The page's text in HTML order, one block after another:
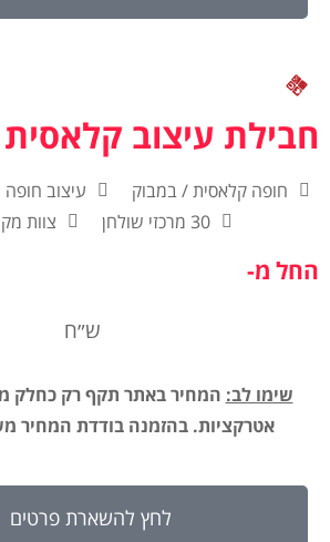
חבילת עיצוב קלאסית
חופה קלאסית / במבוק עיצוב חופה
30 מרכזי שולחן
צוות
החל מ-
ש״ח
שימו לב: המחיר באתר תקף רק כחלק
אטרקציות. בהזמנה בודדת המחיר
לחץ להשארת פרטים